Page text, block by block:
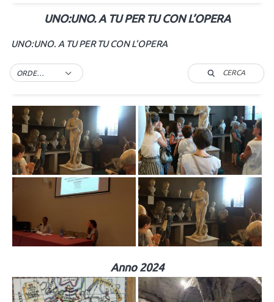
UNO:UNO. A TU PER TU CON L’OPERA
UNO:UNO. A TU PER TU CON L’OPERA
ORDER BY DEFAULT CERCA
Anno 2024